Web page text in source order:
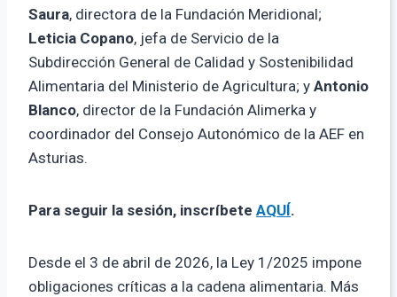
Saura, directora de la Fundación Meridional;
Leticia Copano, jefa de Servicio de la
Subdirección General de Calidad y Sostenibilidad
Alimentaria del Ministerio de Agricultura; y Antonio
Blanco, director de la Fundación Alimerka y
coordinador del Consejo Autonómico de la AEF en
Asturias.
Para seguir la sesión, inscríbete AQUÍ.
Desde el 3 de abril de 2026, la Ley 1/2025 impone
obligaciones críticas a la cadena alimentaria. Más